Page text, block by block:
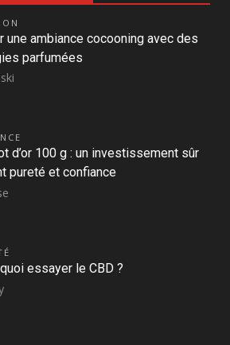
une ambiance cocooning avec des
parfumées
d’or 100 g : un investissement sûr
pureté et confiance
essayer le CBD ?